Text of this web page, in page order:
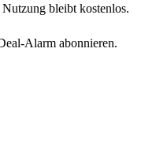
bleibt kostenlos.
Alarm abonnieren.